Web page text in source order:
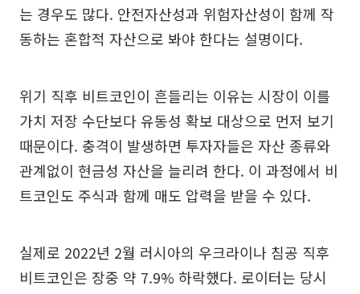
는 경우도 많다. 안전자산성과 위험자산성이 함께 작
동하는 혼합적 자산으로 봐야 한다는 설명이다.
위기 직후 비트코인이 흔들리는 이유는 시장이 이를
가치 저장 수단보다 유동성 확보 대상으로 먼저 보기
때문이다. 충격이 발생하면 투자자들은 자산 종류와
관계없이 현금성 자산을 늘리려 한다. 이 과정에서 비
트코인도 주식과 함께 매도 압력을 받을 수 있다.
실제로 2022년 2월 러시아의 우크라이나 침공 직후
비트코인은 장중 약 7.9% 하락했다. 로이터는 당시